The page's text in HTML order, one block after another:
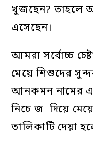
খুজছেন? তাহলে
এসেছেন।
আমরা সর্বোচ্চ
মেয়ে শিশুদের
আনকমন নামের
নিচে জ দিয়ে
তালিকাটি দেয়া